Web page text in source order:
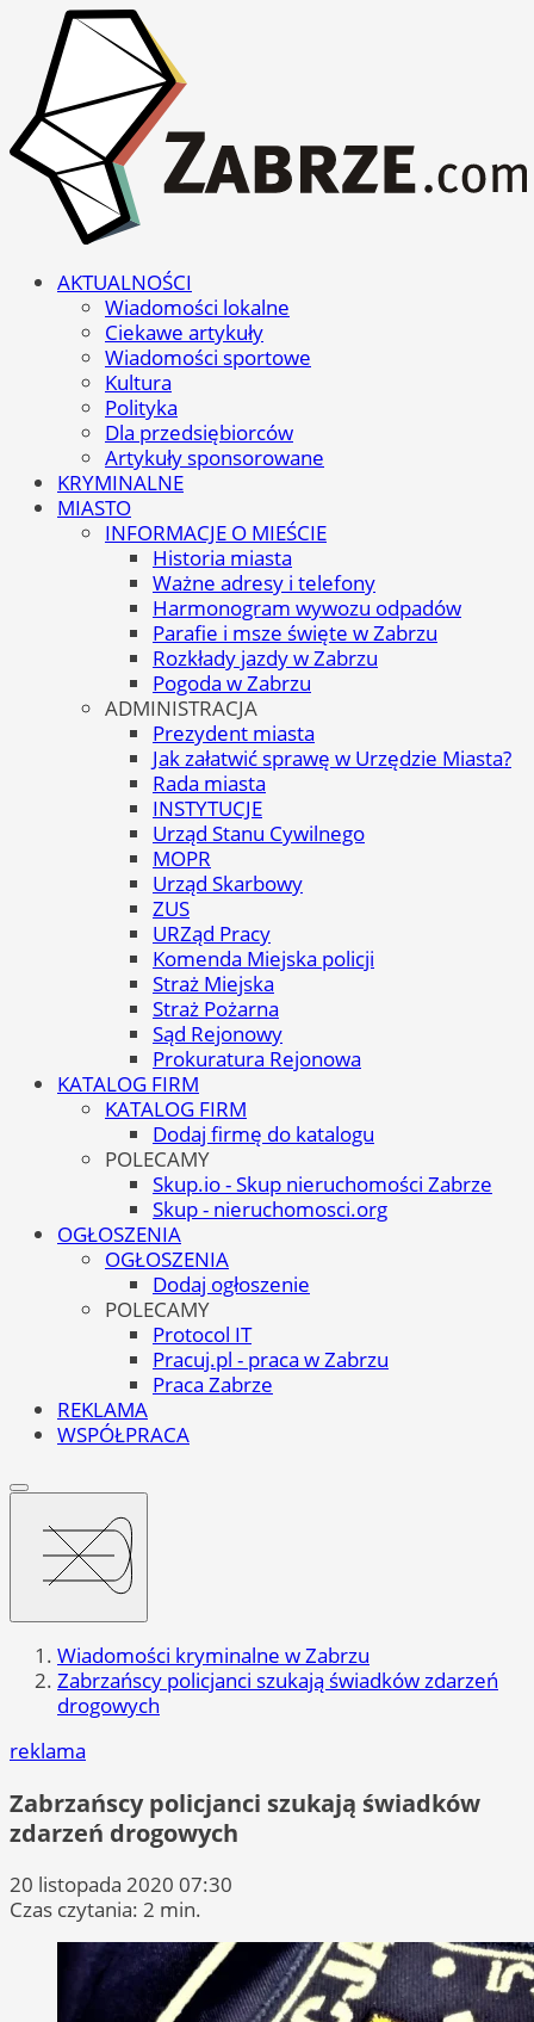
AKTUALNOŚCI
Wiadomości lokalne
Ciekawe artykuły
Wiadomości sportowe
Kultura
Polityka
Dla przedsiębiorców
Artykuły sponsorowane
KRYMINALNE
MIASTO
INFORMACJE O MIEŚCIE
Historia miasta
Ważne adresy i telefony
Harmonogram wywozu odpadów
Parafie i msze święte w Zabrzu
Rozkłady jazdy w Zabrzu
Pogoda w Zabrzu
ADMINISTRACJA
Prezydent miasta
Jak załatwić sprawę w Urzędzie Miasta?
Rada miasta
INSTYTUCJE
Urząd Stanu Cywilnego
MOPR
Urząd Skarbowy
ZUS
URZąd Pracy
Komenda Miejska policji
Straż Miejska
Straż Pożarna
Sąd Rejonowy
Prokuratura Rejonowa
KATALOG FIRM
KATALOG FIRM
Dodaj firmę do katalogu
POLECAMY
Skup.io - Skup nieruchomości Zabrze
Skup - nieruchomosci.org
OGŁOSZENIA
OGŁOSZENIA
Dodaj ogłoszenie
POLECAMY
Protocol IT
Pracuj.pl - praca w Zabrzu
Praca Zabrze
REKLAMA
WSPÓŁPRACA
Wiadomości kryminalne w Zabrzu
Zabrzańscy policjanci szukają świadków zdarzeń
drogowych
reklama
Zabrzańscy policjanci szukają świadków
zdarzeń drogowych
20 listopada 2020 07:30
Czas czytania: 2 min.